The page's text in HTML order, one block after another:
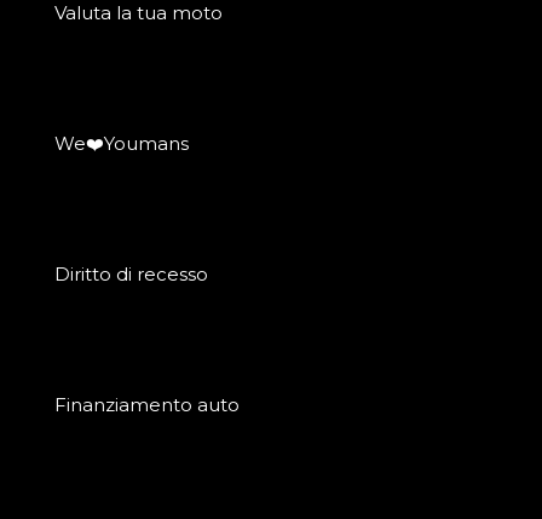
Valuta la tua moto
We❤️Youmans
Diritto di recesso
Finanziamento auto